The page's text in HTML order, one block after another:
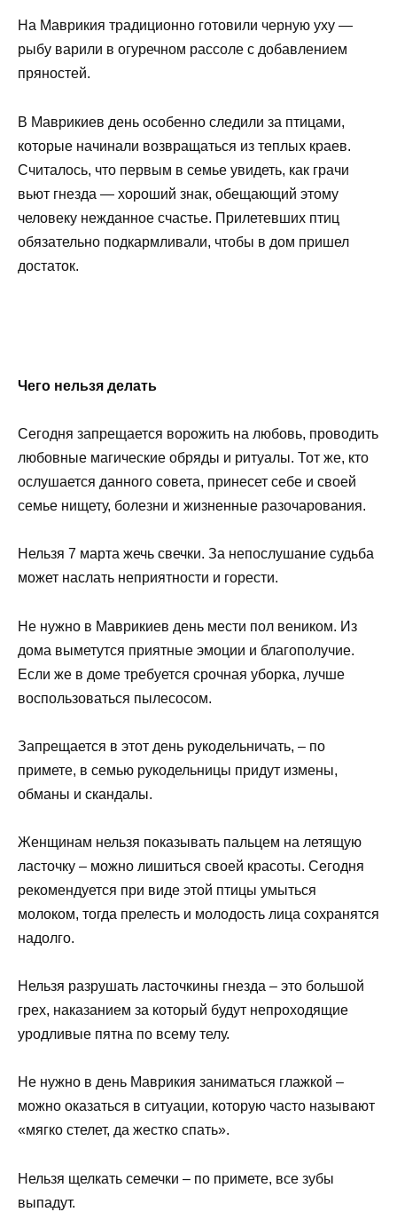
На Маврикия традиционно готовили черную уху —
рыбу варили в огуречном рассоле с добавлением
пряностей.
В Маврикиев день особенно следили за птицами,
которые начинали возвращаться из теплых краев.
Считалось, что первым в семье увидеть, как грачи
вьют гнезда — хороший знак, обещающий этому
человеку нежданное счастье. Прилетевших птиц
обязательно подкармливали, чтобы в дом пришел
достаток.
Чего нельзя делать
Сегодня запрещается ворожить на любовь, проводить
любовные магические обряды и ритуалы. Тот же, кто
ослушается данного совета, принесет себе и своей
семье нищету, болезни и жизненные разочарования.
Нельзя 7 марта жечь свечки. За непослушание судьба
может наслать неприятности и горести.
Не нужно в Маврикиев день мести пол веником. Из
дома выметутся приятные эмоции и благополучие.
Если же в доме требуется срочная уборка, лучше
воспользоваться пылесосом.
Запрещается в этот день рукодельничать, – по
примете, в семью рукодельницы придут измены,
обманы и скандалы.
Женщинам нельзя показывать пальцем на летящую
ласточку – можно лишиться своей красоты. Сегодня
рекомендуется при виде этой птицы умыться
молоком, тогда прелесть и молодость лица сохранятся
надолго.
Нельзя разрушать ласточкины гнезда – это большой
грех, наказанием за который будут непроходящие
уродливые пятна по всему телу.
Не нужно в день Маврикия заниматься глажкой –
можно оказаться в ситуации, которую часто называют
«мягко стелет, да жестко спать».
Нельзя щелкать семечки – по примете, все зубы
выпадут.